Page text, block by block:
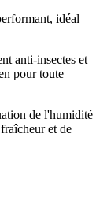
idéal
anti-insectes et
pour toute
de l'humidité
et de